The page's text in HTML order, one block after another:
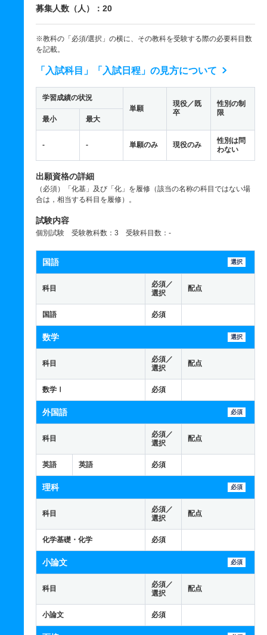
募集人数（人）：20
※教科の「必須/選択」の横に、その教科を受験する際の必要科目数
を記載。
「入試科目」「入試日程」の見方について
学習成績の状況
単願
現役／既
卒
性別の制
限
最小 最大
- - 単願のみ 現役のみ
性別は問
わない
出願資格の詳細
（必須）「化基」及び「化」を履修（該当の名称の科目ではない場
合は，相当する科目を履修）。
試験内容
個別試験 受験教科数：3 受験科目数：-
国語 選択
科目
必須／
選択
配点
国語 必須
数学 選択
科目
必須／
選択
配点
数学Ⅰ 必須
外国語 必須
科目
必須／
選択
配点
英語 英語 必須
理科 必須
科目
必須／
選択
配点
化学基礎・化学 必須
小論文 必須
科目
必須／
選択
配点
小論文 必須